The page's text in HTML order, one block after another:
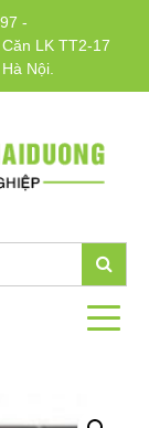
-
LK TT2-17
Nội.